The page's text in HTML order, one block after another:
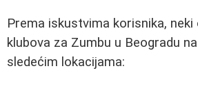
Prema iskustvima korisnika, neki
klubova za Zumbu u Beogradu
sledećim lokacijama: